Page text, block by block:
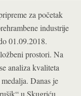
za početak
industrije
01.09.2018.
prostori. Na
analiza kvaliteta
Danas je
u Skugriću